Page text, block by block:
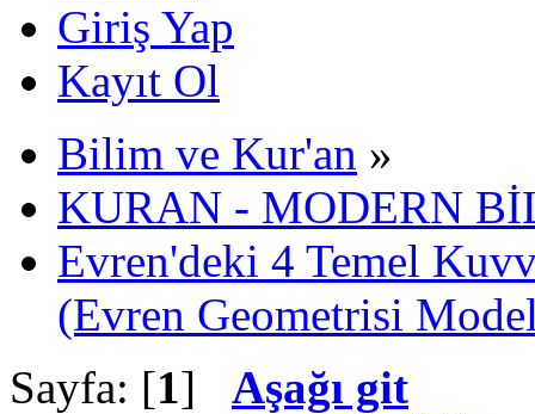
Giriş Yap
Kayıt Ol
Bilim ve Kur'an »
KURAN - MODERN
Evren'deki 4 Temel
(Evren Geometrisi
Sayfa: [1] Aşağı git